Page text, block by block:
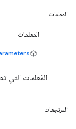
المعلمات
المعلمات
المَعلمات التي
المرتجعات